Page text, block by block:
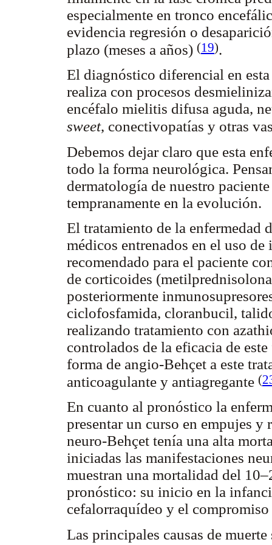
especialmente en tronco
evidencia regresión o
plazo (meses a años) (19).
El diagnóstico diferencial en
realiza con procesos
encéfalo mielitis difusa aguda,
sweet, conectivopatías y otras
Debemos dejar claro que esta
todo la forma neurológica.
dermatología de nuestro
tempranamente en la evolución.
El tratamiento de la enfermedad
médicos entrenados en el uso
recomendado para el paciente
de corticoides
posteriormente
ciclofosfamida, cloranbucil,
realizando tratamiento con
controlados de la eficacia de
forma de angio-Behçet a este
anticoagulante y antiagregante (
En cuanto al pronóstico la
presentar un curso en empujes y
neuro-Behçet tenía una alta
iniciadas las manifestaciones
muestran una mortalidad del
pronóstico: su inicio en la
cefalorraquídeo y el
Las principales causas de